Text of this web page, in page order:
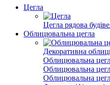
Цегла
Цегла рядова
Облицювальна цегла
Декоративна
Облицювальна
Облицювальна
Облицювальна